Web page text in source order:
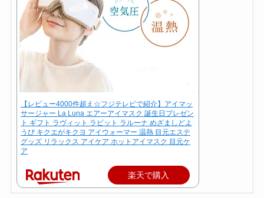
【レビュー4000件超え☆フジテレビで紹介】アイマッ
サージャー La Luna エアーアイマスク 誕生日プレゼン
ト ギフト ラヴィット ラビット ラルーナ めざましどよ
うび キクエがキクヨ アイウォーマー 温熱 目元エステ
グッズ リラックス アイケア ホットアイマスク 目元ケ
ア
楽天で購入